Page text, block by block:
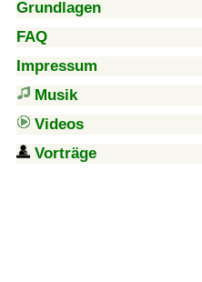
Grundlagen
FAQ
Impressum
Musik
Videos
Vorträge